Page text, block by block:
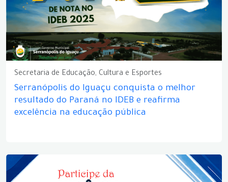
Secretaria de Educação, Cultura e Esportes
Serranópolis do Iguaçu conquista o melhor
resultado do Paraná no IDEB e reafirma
excelência na educação pública